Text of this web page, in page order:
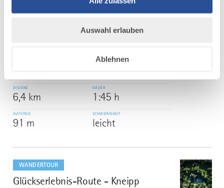
Auswahl erlauben
Ablehnen
5
Glücksplaneten-Tour - Sonnensystem
erkunden in Ottobeuren
Nagelfluhstelen, auf denen der Aufbau des
DISTANZ
6,4 km
DAUER
1:45 h
AUFSTIEG
91 m
SCHWIERIGKEIT
leicht
WANDERTOUR
6
Glückserlebnis-Route - Kneipp
dazu